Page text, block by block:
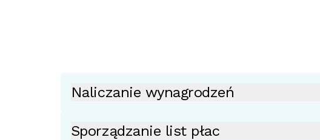
Naliczanie wynagrodzeń
Sporządzanie list płac